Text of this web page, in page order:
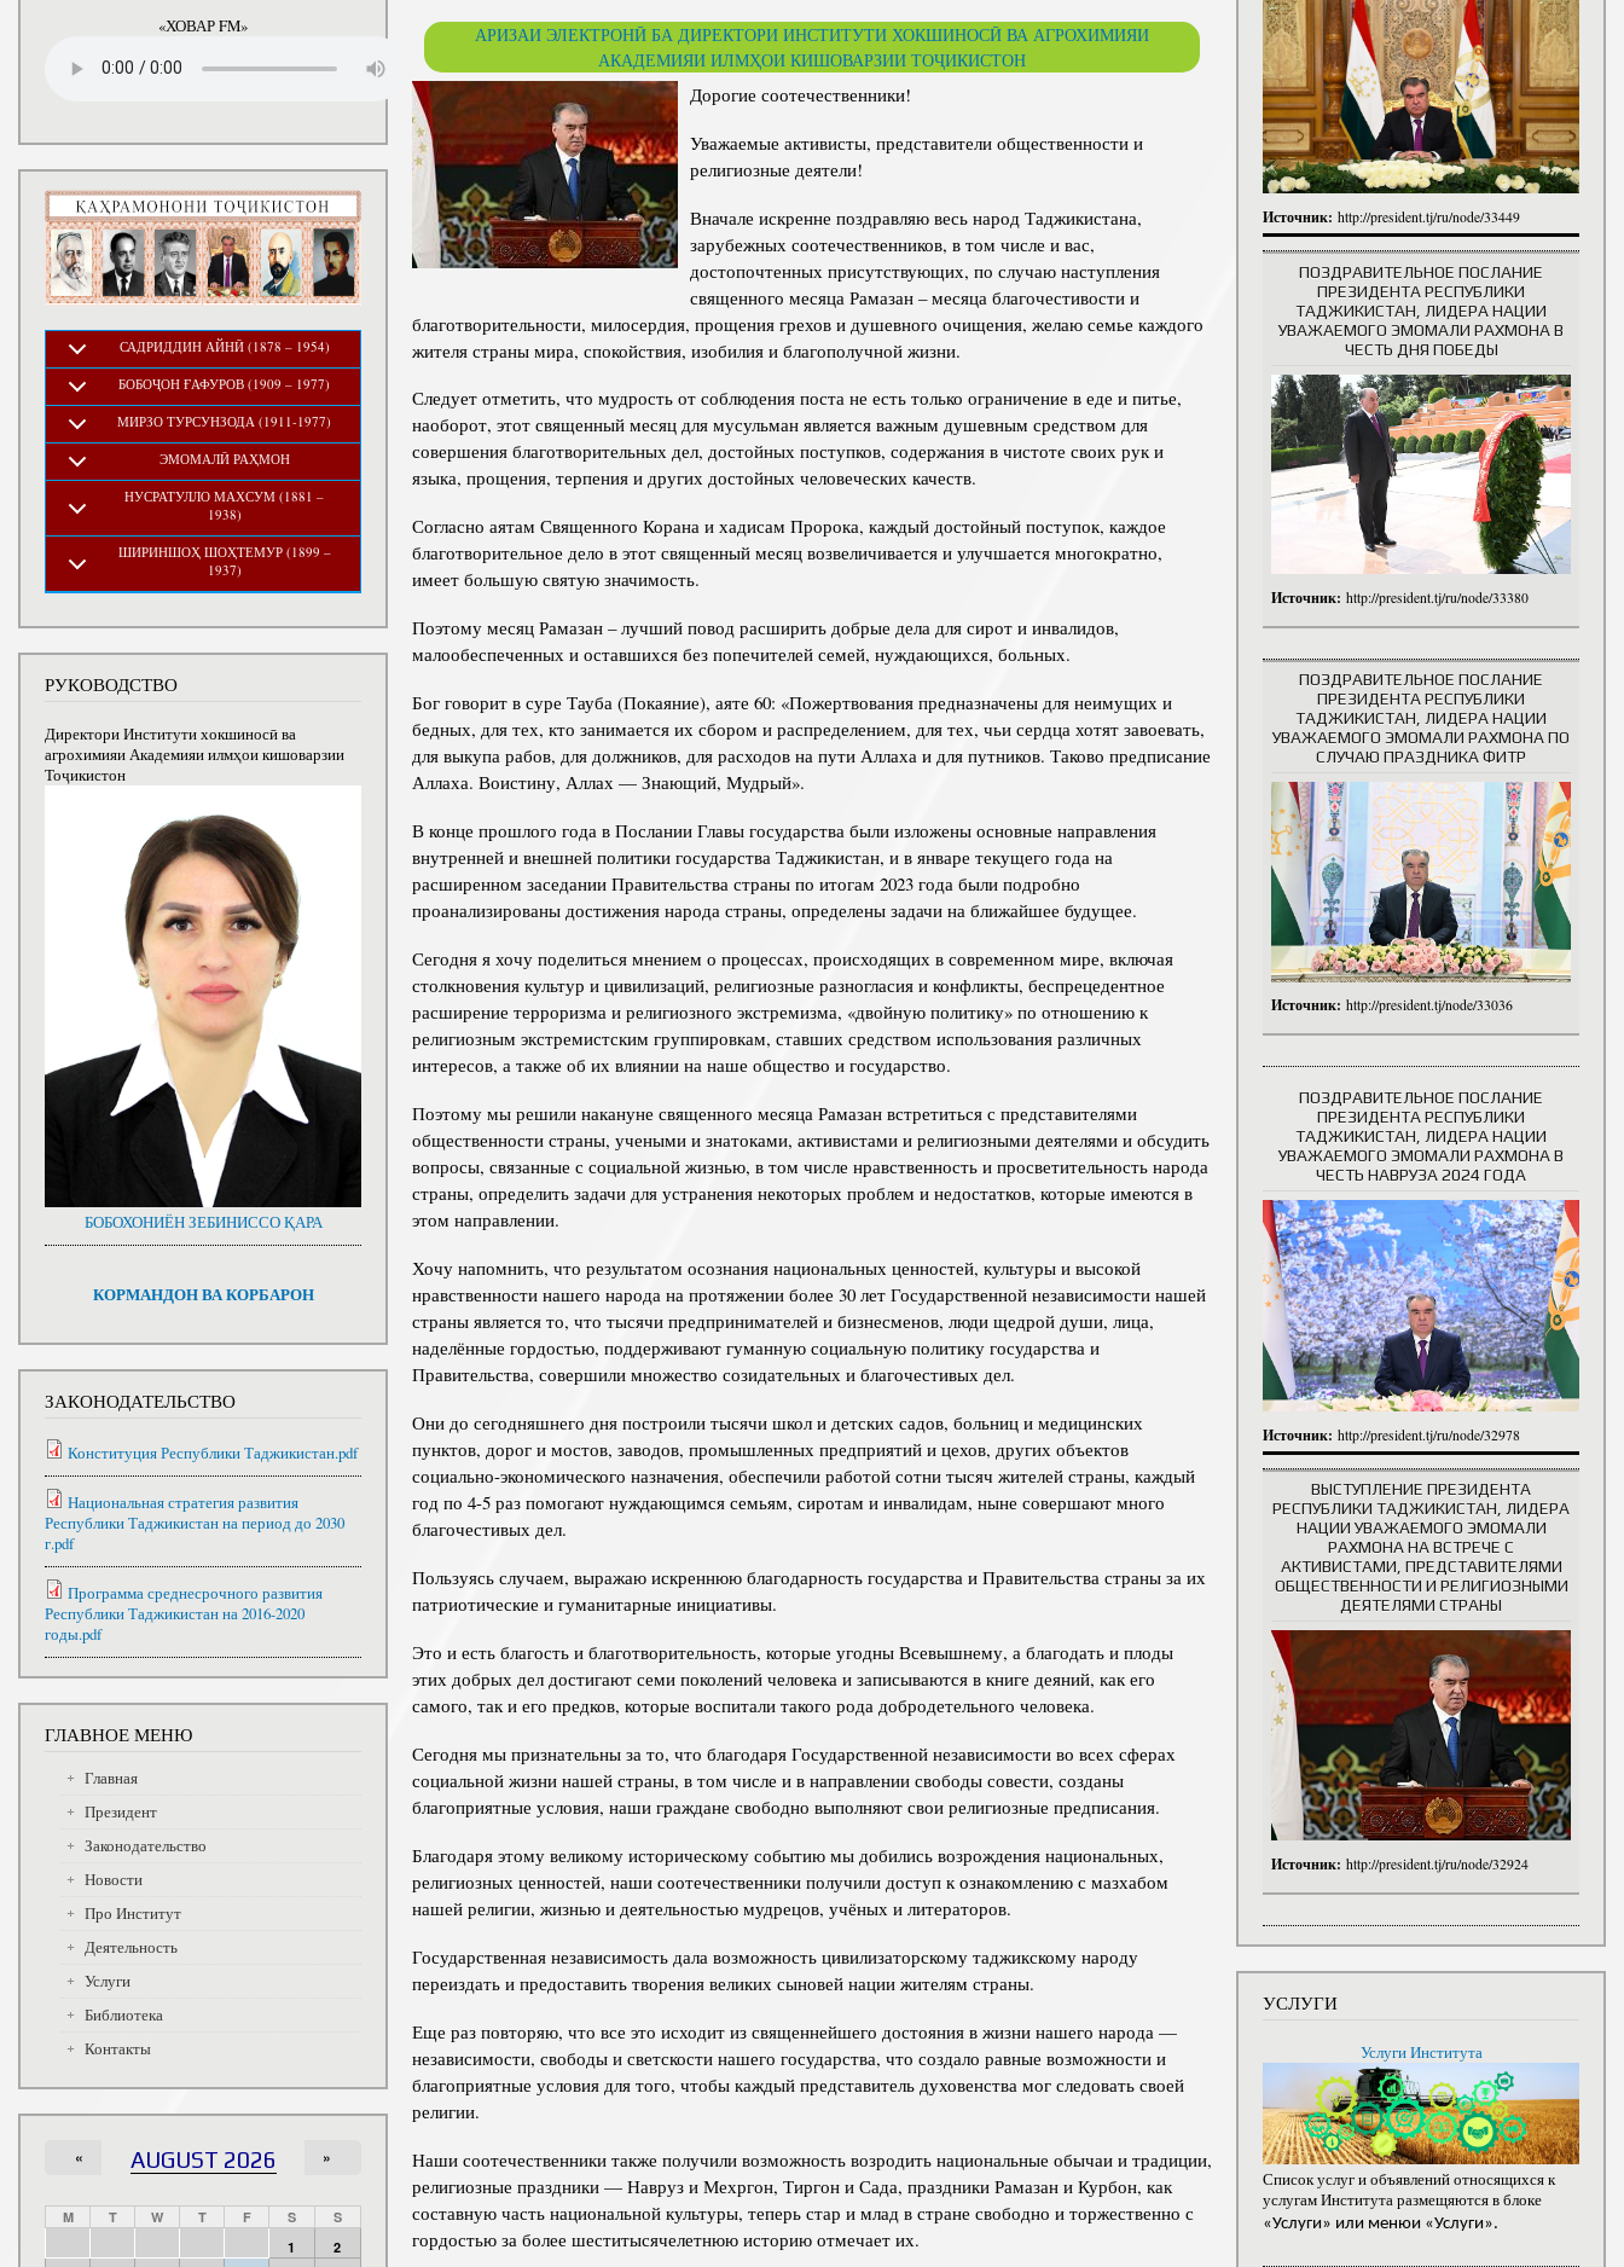
Структура
История руководителей
АРИЗАИ ЭЛЕКТРОНӢ БА ДИРЕКТОРИ ИНСТИТУТИ ХОКШИНОСӢ ВА АГРОХИМИЯИ
АКАДЕМИЯИ ИЛМҲОИ КИШОВАРЗИИ ТОҶИКИСТОН
Дорогие соотечественники!
Уважаемые активисты, представители общественности и
религиозные деятели!
Вначале искренне поздравляю весь народ Таджикистана,
зарубежных соотечественников, в том числе и вас,
достопочтенных присутствующих, по случаю наступления
священного месяца Рамазан – месяца благочестивости и
благотворительности, милосердия, прощения грехов и душевного очищения, желаю семье каждого
жителя страны мира, спокойствия, изобилия и благополучной жизни.
Следует отметить, что мудрость от соблюдения поста не есть только ограничение в еде и питье,
наоборот, этот священный месяц для мусульман является важным душевным средством для
совершения благотворительных дел, достойных поступков, содержания в чистоте своих рук и
языка, прощения, терпения и других достойных человеческих качеств.
Согласно аятам Священного Корана и хадисам Пророка, каждый достойный поступок, каждое
благотворительное дело в этот священный месяц возвеличивается и улучшается многократно,
имеет большую святую значимость.
Поэтому месяц Рамазан – лучший повод расширить добрые дела для сирот и инвалидов,
малообеспеченных и оставшихся без попечителей семей, нуждающихся, больных.
Бог говорит в суре Тауба (Покаяние), аяте 60: «Пожертвования предназначены для неимущих и
бедных, для тех, кто занимается их сбором и распределением, для тех, чьи сердца хотят завоевать,
для выкупа рабов, для должников, для расходов на пути Аллаха и для путников. Таково предписание
Аллаха. Воистину, Аллах — Знающий, Мудрый».
В конце прошлого года в Послании Главы государства были изложены основные направления
внутренней и внешней политики государства Таджикистан, и в январе текущего года на
расширенном заседании Правительства страны по итогам 2023 года были подробно
проанализированы достижения народа страны, определены задачи на ближайшее будущее.
Сегодня я хочу поделиться мнением о процессах, происходящих в современном мире, включая
столкновения культур и цивилизаций, религиозные разногласия и конфликты, беспрецедентное
расширение терроризма и религиозного экстремизма, «двойную политику» по отношению к
религиозным экстремистским группировкам, ставших средством использования различных
интересов, а также об их влиянии на наше общество и государство.
Поэтому мы решили накануне священного месяца Рамазан встретиться с представителями
общественности страны, учеными и знатоками, активистами и религиозными деятелями и обсудить
вопросы, связанные с социальной жизнью, в том числе нравственность и просветительность народа
страны, определить задачи для устранения некоторых проблем и недостатков, которые имеются в
этом направлении.
Хочу напомнить, что результатом осознания национальных ценностей, культуры и высокой
нравственности нашего народа на протяжении более 30 лет Государственной независимости нашей
страны является то, что тысячи предпринимателей и бизнесменов, люди щедрой души, лица,
наделённые гордостью, поддерживают гуманную социальную политику государства и
Правительства, совершили множество созидательных и благочестивых дел.
Они до сегодняшнего дня построили тысячи школ и детских садов, больниц и медицинских
пунктов, дорог и мостов, заводов, промышленных предприятий и цехов, других объектов
социально-экономического назначения, обеспечили работой сотни тысяч жителей страны, каждый
год по 4-5 раз помогают нуждающимся семьям, сиротам и инвалидам, ныне совершают много
благочестивых дел.
Пользуясь случаем, выражаю искреннюю благодарность государства и Правительства страны за их
патриотические и гуманитарные инициативы.
Это и есть благость и благотворительность, которые угодны Всевышнему, а благодать и плоды
этих добрых дел достигают семи поколений человека и записываются в книге деяний, как его
самого, так и его предков, которые воспитали такого рода добродетельного человека.
Сегодня мы признательны за то, что благодаря Государственной независимости во всех сферах
социальной жизни нашей страны, в том числе и в направлении свободы совести, созданы
благоприятные условия, наши граждане свободно выполняют свои религиозные предписания.
Благодаря этому великому историческому событию мы добились возрождения национальных,
религиозных ценностей, наши соотечественники получили доступ к ознакомлению с мазхабом
нашей религии, жизнью и деятельностью мудрецов, учёных и литераторов.
Государственная независимость дала возможность цивилизаторскому таджикскому народу
переиздать и предоставить творения великих сыновей нации жителям страны.
Еще раз повторяю, что все это исходит из священнейшего достояния в жизни нашего народа —
независимости, свободы и светскости нашего государства, что создало равные возможности и
благоприятные условия для того, чтобы каждый представитель духовенства мог следовать своей
религии.
Наши соотечественники также получили возможность возродить национальные обычаи и традиции,
религиозные праздники — Навруз и Мехргон, Тиргон и Сада, праздники Рамазан и Курбон, как
составную часть национальной культуры, теперь стар и млад в стране свободно и торжественно с
гордостью за более шеститысячелетнюю историю отмечает их.
«ХОВАР FM»
САДРИДДИН АЙНӢ (1878 – 1954)
БОБОҶОН ҒАФУРОВ (1909 – 1977)
МИРЗО ТУРСУНЗОДА (1911-1977)
ЭМОМАЛӢ РАҲМОН
НУСРАТУЛЛО МАХСУМ (1881 –
1938)
ШИРИНШОҲ ШОҲТЕМУР (1899 –
1937)
РУКОВОДСТВО
Директори Институти хокшиносӣ ва
агрохимияи Академияи илмҳои кишоварзии
Тоҷикистон
БОБОХОНИЁН ЗЕБИНИССО ҚАРА
КОРМАНДОН ВА КОРБАРОН
ЗАКОНОДАТЕЛЬСТВО
Конституция Республики Таджикистан.pdf
Национальная стратегия развития
Республики Таджикистан на период до 2030
г.pdf
Программа среднесрочного развития
Республики Таджикистан на 2016-2020
годы.pdf
ГЛАВНОЕ МЕНЮ
Главная
Президент
Законодательство
Новости
Про Институт
Деятельность
Услуги
Библиотека
Контакты
AUGUST 2026
« »
M T W T F S
S
1
2
Источник: http://president.tj/ru/node/33449
ПОЗДРАВИТЕЛЬНОЕ ПОСЛАНИЕ
ПРЕЗИДЕНТА РЕСПУБЛИКИ
ТАДЖИКИСТАН, ЛИДЕРА НАЦИИ
УВАЖАЕМОГО ЭМОМАЛИ РАХМОНА В
ЧЕСТЬ ДНЯ ПОБЕДЫ
Источник: http://president.tj/ru/node/33380
ПОЗДРАВИТЕЛЬНОЕ ПОСЛАНИЕ
ПРЕЗИДЕНТА РЕСПУБЛИКИ
ТАДЖИКИСТАН, ЛИДЕРА НАЦИИ
УВАЖАЕМОГО ЭМОМАЛИ РАХМОНА ПО
СЛУЧАЮ ПРАЗДНИКА ФИТР
Источник: http://president.tj/node/33036
ПОЗДРАВИТЕЛЬНОЕ ПОСЛАНИЕ
ПРЕЗИДЕНТА РЕСПУБЛИКИ
ТАДЖИКИСТАН, ЛИДЕРА НАЦИИ
УВАЖАЕМОГО ЭМОМАЛИ РАХМОНА В
ЧЕСТЬ НАВРУЗА 2024 ГОДА
Источник: http://president.tj/ru/node/32978
ВЫСТУПЛЕНИЕ ПРЕЗИДЕНТА
РЕСПУБЛИКИ ТАДЖИКИСТАН, ЛИДЕРА
НАЦИИ УВАЖАЕМОГО ЭМОМАЛИ
РАХМОНА НА ВСТРЕЧЕ С
АКТИВИСТАМИ, ПРЕДСТАВИТЕЛЯМИ
ОБЩЕСТВЕННОСТИ И РЕЛИГИОЗНЫМИ
ДЕЯТЕЛЯМИ СТРАНЫ
Источник: http://president.tj/ru/node/32924
УСЛУГИ
Услуги Института
Список услуг и объявлений относящихся к
услугам Института размещяются в блоке
«Услуги» или менюи «Услуги».